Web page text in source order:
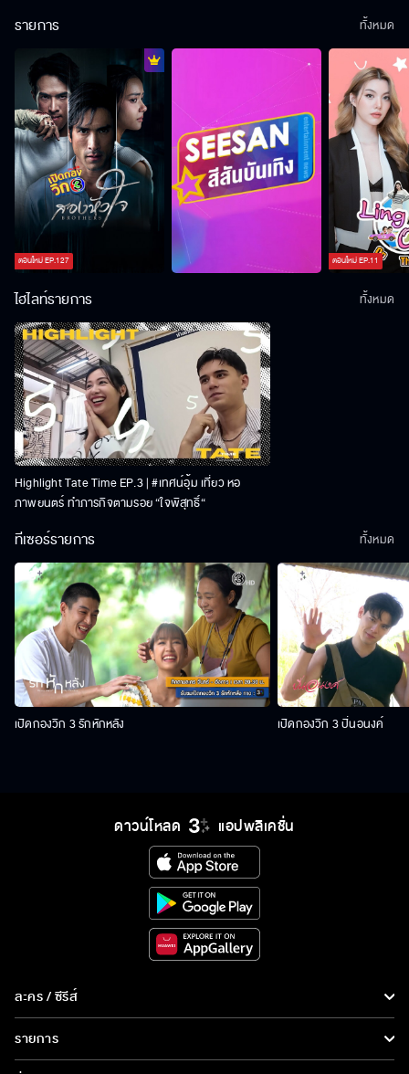
รายการ
ตอนใหม่EP.127 ตอนใหม่EP.11
ทั้งหมด
ไฮไลท์รายการ
Highlight Tate Time EP.3 | #เทศน์อุ้ม เที่ยว หอ
ภาพยนตร์ ทำภารกิจตามรอย “ใจพิสุทธิ์“
ทั้งหมด
ทีเซอร์รายการ
เปิดกองวิก 3 รักหักหลัง เปิดกองวิก 3 ปิ่นอนงค์
ทั้งหมด
ดาวน์โหลด แอปพลิเคชั่น
ละคร / ซีรีส์
ละคร/ซีรีส์
ซีรีส์นานาชาติ
รายการ
รายการทั้งหมด